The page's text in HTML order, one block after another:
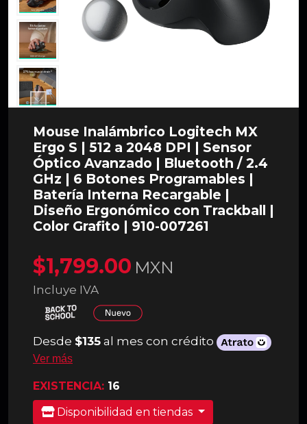
Mouse Inalámbrico Logitech MX
Ergo S | 512 a 2048 DPI | Sensor
Óptico Avanzado | Bluetooth / 2.4
GHz | 6 Botones Programables |
Batería Interna Recargable |
Diseño Ergonómico con Trackball |
Color Grafito | 910-007261
$1,799.00 MXN
Incluye IVA
Desde $135 al mes con crédito
Ver más
EXISTENCIA: 16
Disponibilidad en tiendas